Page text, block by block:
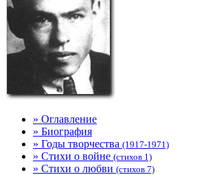
» Оглавление
» Биография
» Годы творчества (1917-1971)
» Стихи о войне (стихов 1)
» Стихи о любви (стихов 7)